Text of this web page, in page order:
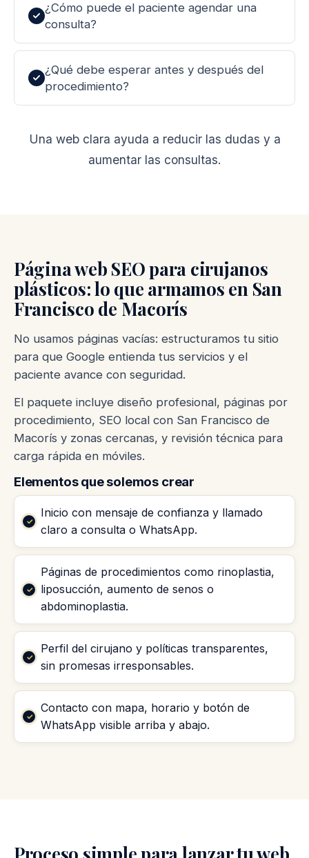
¿Cómo puede el paciente agendar una
consulta?
¿Qué debe esperar antes y después del
procedimiento?
Una web clara ayuda a reducir las dudas y a
aumentar las consultas.
Página web SEO para cirujanos
plásticos: lo que armamos en San
Francisco de Macorís
No usamos páginas vacías: estructuramos tu sitio
para que Google entienda tus servicios y el
paciente avance con seguridad.
El paquete incluye diseño profesional, páginas por
procedimiento, SEO local con San Francisco de
Macorís y zonas cercanas, y revisión técnica para
carga rápida en móviles.
Elementos que solemos crear
Inicio con mensaje de confianza y llamado
claro a consulta o WhatsApp.
Páginas de procedimientos como rinoplastia,
liposucción, aumento de senos o
abdominoplastia.
Perfil del cirujano y políticas transparentes,
sin promesas irresponsables.
Contacto con mapa, horario y botón de
WhatsApp visible arriba y abajo.